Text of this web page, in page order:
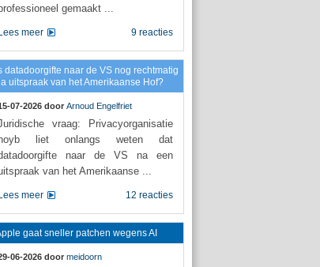
gemaakt ...
9 reacties
Lees meer
datadoorgifte naar de VS nog rechtmatig
uitspraak van het Amerikaanse Hof?
07-2026 door Arnoud Engelfriet
vraag: Privacyorganisatie
liet onlangs weten dat
naar de VS na een
van het Amerikaanse ...
12 reacties
Lees meer
gaat sneller patchen wegens AI
06-2026 door meidoorn